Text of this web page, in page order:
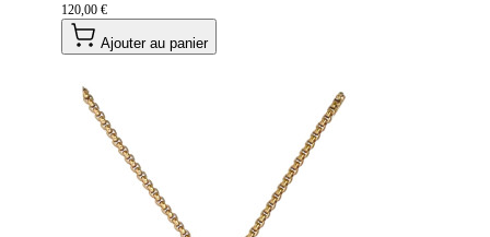
120,00 €
Ajouter au panier